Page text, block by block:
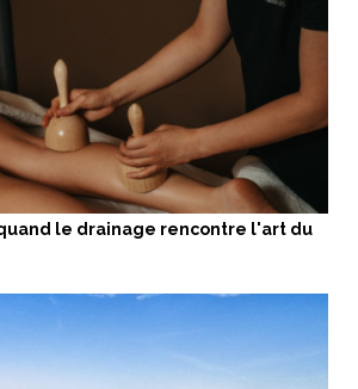
quand le drainage rencontre l'art du